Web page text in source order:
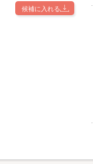
候補に入れる